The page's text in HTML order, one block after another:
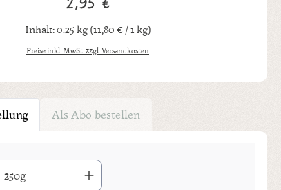
Inhalt:0.25 kg(11,80 € / 1 kg)
Preise inkl. MwSt. zzgl. Versandkosten
Als Abo bestellen
den gewünschten Wert ein oder benutze die Schaltflächen um
250g